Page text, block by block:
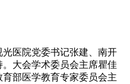
医院党委书记张建、南开
大会学术委员会主席瞿佳
部医学教育专家委员会主